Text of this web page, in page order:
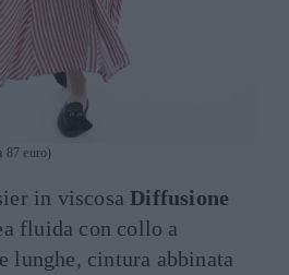
87 euro)
in viscosaDiffusione
fluida con collo a
lunghe, cintura abbinata